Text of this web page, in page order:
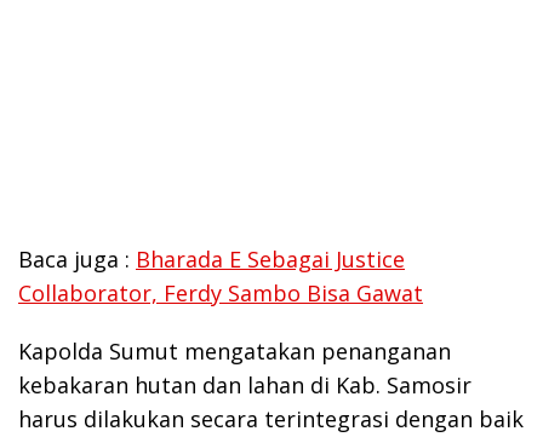
Baca juga : Bharada E Sebagai Justice
Collaborator, Ferdy Sambo Bisa Gawat
Kapolda Sumut mengatakan penanganan
kebakaran hutan dan lahan di Kab. Samosir
harus dilakukan secara terintegrasi dengan baik